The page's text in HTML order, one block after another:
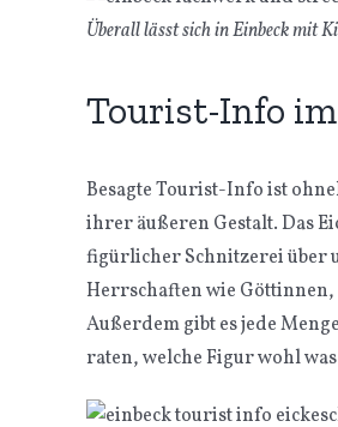
Überall lässt sich in Einbeck mit
Tourist-Info
Besagte Tourist-Info ist
ihrer äußeren Gestalt. Das
figürlicher Schnitzerei über
Herrschaften wie Göttinnen,
Außerdem gibt es jede
raten, welche Figur wohl